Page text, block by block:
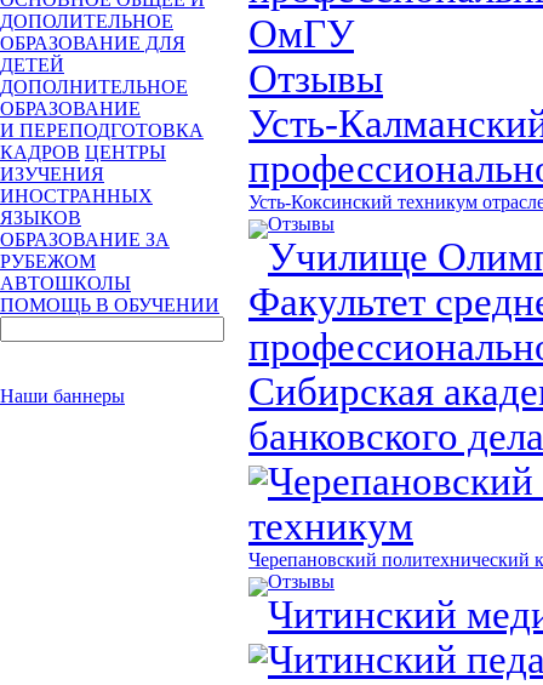
ДОПОЛИТЕЛЬНОЕ
ОБРАЗОВАНИЕ ДЛЯ
ДЕТЕЙ
ДОПОЛНИТЕЛЬНОЕ
ОБРАЗОВАНИЕ
И ПЕРЕПОДГОТОВКА
КАДРОВ ЦЕНТРЫ
ИЗУЧЕНИЯ
ИНОСТРАННЫХ
ЯЗЫКОВ
ОБРАЗОВАНИЕ ЗА
РУБЕЖОМ
АВТОШКОЛЫ
ПОМОЩЬ В ОБУЧЕНИИ
Наши баннеры
ОмГУ
Отзывы
Усть-
Усть-Коксинский техникум
Отзывы
Училище
Факультет
Сибирская
банковского
Черепановский
техникум
Черепановский политехнический
Отзывы
Читинский
Читинский